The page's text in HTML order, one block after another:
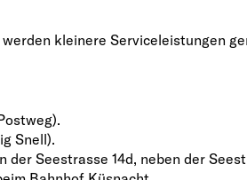
kleinere Serviceleistungen
Snell).
Seestrasse 14d, neben der